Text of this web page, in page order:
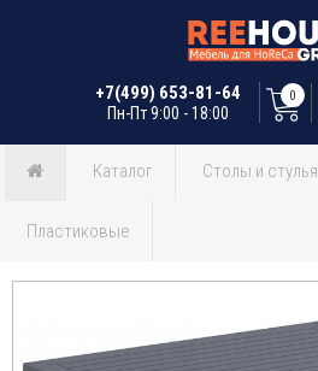
+7(499) 653-81-64
Пн-Пт 9:00 - 18:00
0
Каталог Столы и стулья
Пластиковые